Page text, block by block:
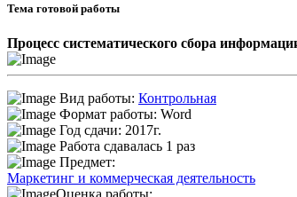
Тема готовой работы
Процесс систематического сбора
Вид работы: Контрольная
Формат работы: Word
Год сдачи: 2017г.
Работа сдавалась 1 раз
Предмет:
Маркетинг и коммерческая деятельность